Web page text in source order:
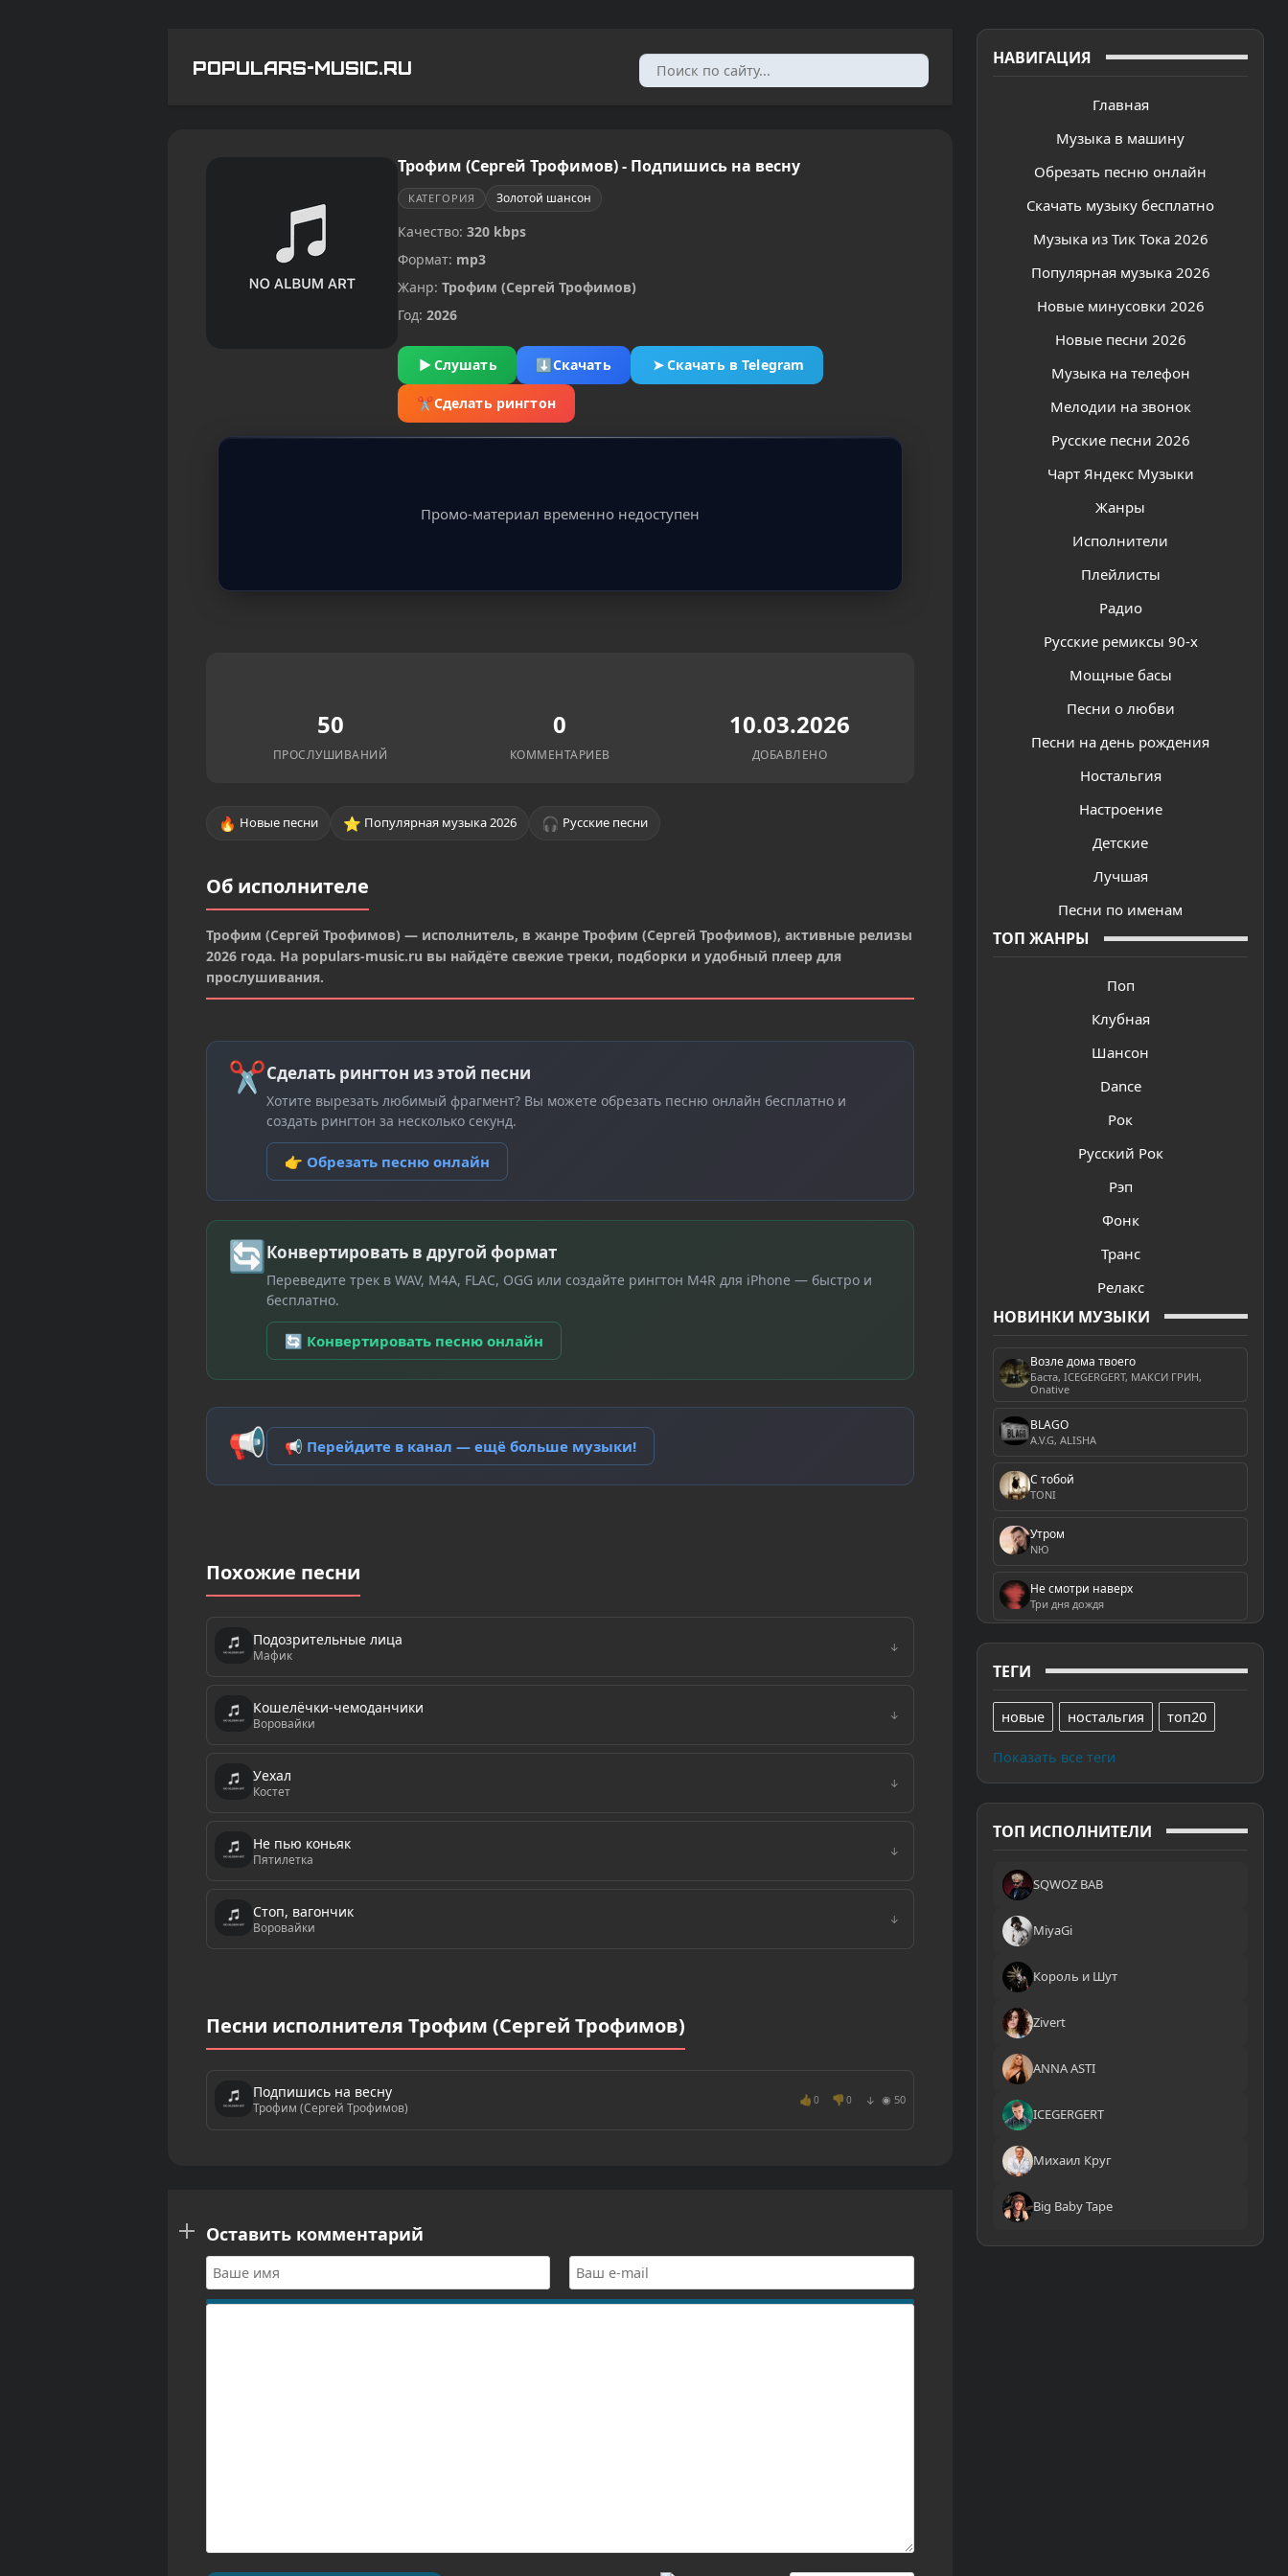
POPULARS-MUSIC.RU НАВИГАЦИЯ
Главная
Музыка в машину
Обрезать песню онлайн
Скачать музыку бесплатно
Музыка из Тик Тока 2026
Популярная музыка 2026
Новые минусовки 2026
Новые песни 2026
Музыка на телефон
Мелодии на звонок
Русские песни 2026
Чарт Яндекс Музыки
Жанры
Исполнители
Плейлисты
Радио
Русские ремиксы 90-х
Мощные басы
Песни о любви
Песни на день рождения
Ностальгия
Настроение
Детские
Лучшая
Песни по именам
ТОП ЖАНРЫ
Поп
Клубная
Шансон
Dance
Рок
Русский Рок
Рэп
Фонк
Транс
Релакс
НОВИНКИ МУЗЫКИ
Возле дома твоего
Баста, ICEGERGERT, МАКСИ ГРИН,
Onative
BLAGO
A.V.G, ALISHA
С тобой
TONI
Утром
NЮ
Не смотри наверх
Три дня дождя
ТЕГИ
новые ностальгия топ20
Показать все теги
ТОП ИСПОЛНИТЕЛИ
SQWOZ BAB
MiyaGi
Король и Шут
Zivert
ANNA ASTI
ICEGERGERT
Михаил Круг
Big Baby Tape
Трофим (Сергей Трофимов) - Подпишись на весну
КАТЕГОРИЯ Золотой шансон
Качество: 320 kbps
Формат: mp3
Жанр: Трофим (Сергей Трофимов)
Год: 2026
▶ Слушать ⬇Скачать ➤Скачать в Telegram
✂Сделать рингтон
Промо-материал временно недоступен
50
ПРОСЛУШИВАНИЙ
0
КОММЕНТАРИЕВ
10.03.2026
ДОБАВЛЕНО
🔥 Новые песни ⭐ Популярная музыка 2026 🎧 Русские песни
Об исполнителе
Трофим (Сергей Трофимов) — исполнитель, в жанре Трофим (Сергей Трофимов), активные релизы
2026 года. На populars-music.ru вы найдёте свежие треки, подборки и удобный плеер для
прослушивания.
✂Сделать рингтон из этой песни
Хотите вырезать любимый фрагмент? Вы можете обрезать песню онлайн бесплатно и
создать рингтон за несколько секунд.
👉 Обрезать песню онлайн
🔄Конвертировать в другой формат
Переведите трек в WAV, M4A, FLAC, OGG или создайте рингтон M4R для iPhone — быстро и
бесплатно.
🔄 Конвертировать песню онлайн
📢 📢 Перейдите в канал — ещё больше музыки!
Похожие песни
Подозрительные лица
Мафик ↓
Кошелёчки-чемоданчики
Воровайки ↓
Уехал
Костет ↓
Не пью коньяк
Пятилетка ↓
Стоп, вагончик
Воровайки ↓
Песни исполнителя Трофим (Сергей Трофимов)
Подпишись на весну
Трофим (Сергей Трофимов)
👍 0 👎 0 ↓ ◉ 50
Оставить комментарий